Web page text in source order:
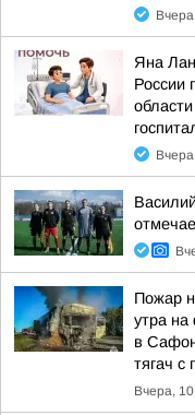
Яна
России
Пожар
утра
в
тягач
Вчера,